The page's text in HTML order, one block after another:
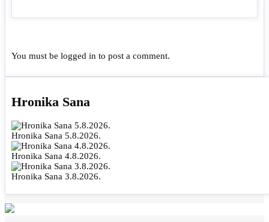
You must be logged in to post a comment.
Hronika Sana
Hronika Sana 5.8.2026.
Hronika Sana 4.8.2026.
Hronika Sana 3.8.2026.